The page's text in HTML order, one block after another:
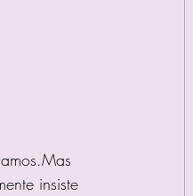
insiste